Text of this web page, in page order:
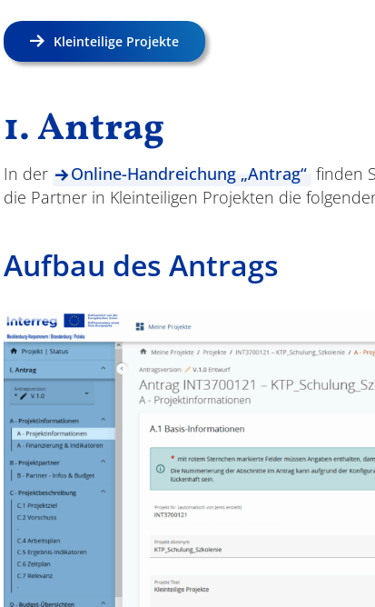
Kleinteilige Projekte
1. Antrag
In der Online-Handreichung „Antrag“ finden
die Partner in Kleinteiligen Projekten die
Aufbau des Antrags